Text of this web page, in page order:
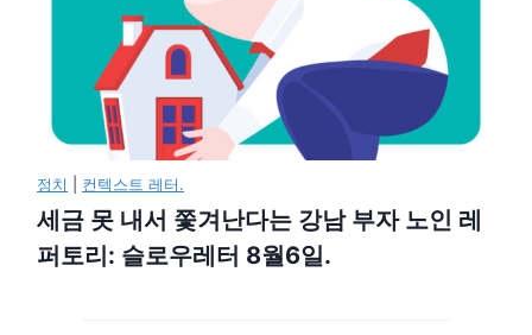
정치 컨텍스트 레터.
세금 못 내서 쫓겨난다는 강남 부자 노인 레
퍼토리: 슬로우레터 8월6일.